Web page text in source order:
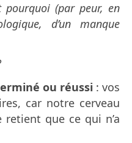
pourquoi (par peur, en
d’un manque
ou réussi : vos
car notre cerveau
que ce qui n’a